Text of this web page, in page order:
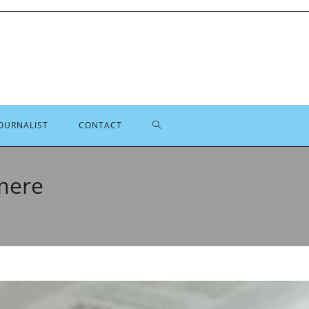
CONTACT TOGGLE